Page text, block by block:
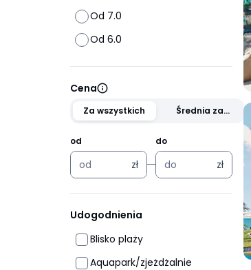
Od 7.0
Od 6.0
Cena
Za wszystkich
Średnia za
od
zł
do
zł
Udogodnienia
Blisko plaży
Aquapark/zjeżdżalnie